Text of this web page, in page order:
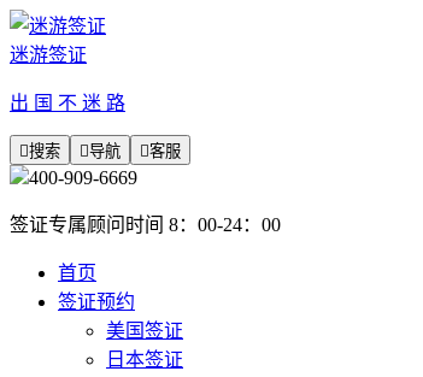
迷游签证
出 国 不 迷 路
搜索 导航 客服
400-909-6669
签证专属顾问时间 8：00-24：00
首页
签证预约
美国签证
日本签证